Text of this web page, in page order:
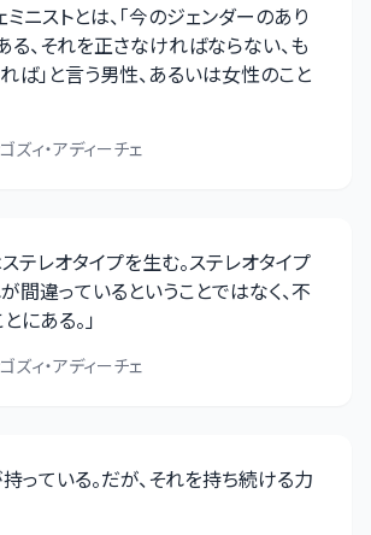
ニストとは、「今のジェンダーのあり
、それを正さなければならない、も
ば」と言う男性、あるいは女性のこと
ズィ・アディーチェ
テレオタイプを生む。ステレオタイプ
間違っているということではなく、不
にある。」
ズィ・アディーチェ
っている。だが、それを持ち続ける力